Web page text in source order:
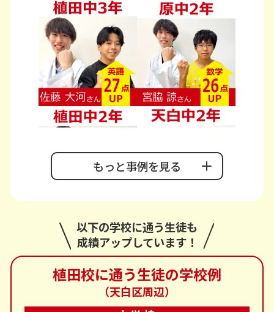
もっと事例を見る
以下の学校に通う生徒も
成績アップしています！
植田校に通う生徒の学校例
（天白区周辺）